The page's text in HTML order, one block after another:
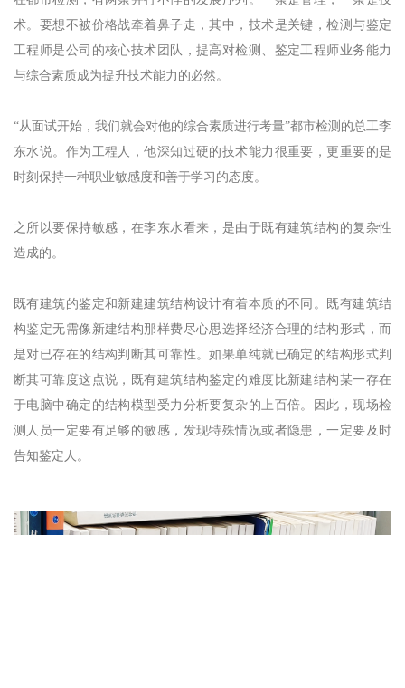
术。要想不被价格战牵着鼻子走，其中，技术是关键，检测与鉴定
工程师是公司的核心技术团队，提高对检测、鉴定工程师业务能力
与综合素质成为提升技术能力的必然。
“从面试开始，我们就会对他的综合素质进行考量”都市检测的总工李
东水说。作为工程人，他深知过硬的技术能力很重要，更重要的是
时刻保持一种职业敏感度和善于学习的态度。
之所以要保持敏感，在李东水看来，是由于既有建筑结构的复杂性
造成的。
既有建筑的鉴定和新建建筑结构设计有着本质的不同。既有建筑结
构鉴定无需像新建结构那样费尽心思选择经济合理的结构形式，而
是对已存在的结构判断其可靠性。如果单纯就已确定的结构形式判
断其可靠度这点说，既有建筑结构鉴定的难度比新建结构某一存在
于电脑中确定的结构模型受力分析要复杂的上百倍。因此，现场检
测人员一定要有足够的敏感，发现特殊情况或者隐患，一定要及时
告知鉴定人。